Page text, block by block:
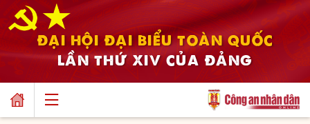
ĐẠI HỘI ĐẠI BIỂU TOÀN QUỐC
LẦN THỨ XIV CỦA ĐẢNG